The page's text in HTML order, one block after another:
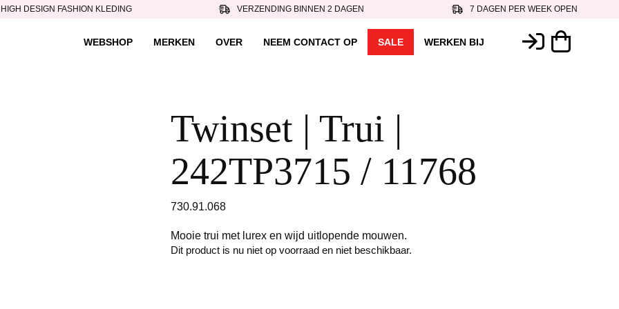
HIGH DESIGN FASHION KLEDING VERZENDING BINNEN 2 DAGEN 7 DAGEN PER WEEK OPEN
WEBSHOP MERKEN OVER NEEM CONTACT OP SALE WERKEN BIJ
Twinset | Trui |
242TP3715 / 11768
730.91.068
Mooie trui met lurex en wijd uitlopende mouwen.
Dit product is nu niet op voorraad en niet beschikbaar.